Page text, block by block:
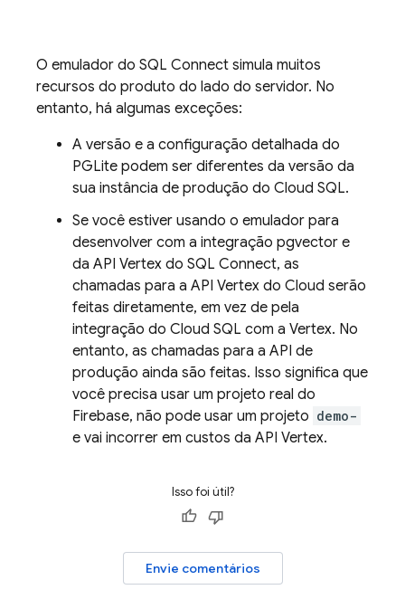
O emulador do SQL Connect simula muitos
recursos do produto do lado do servidor. No
entanto, há algumas exceções:
A versão e a configuração detalhada do
PGLite podem ser diferentes da versão da
sua instância de produção do Cloud SQL.
Se você estiver usando o emulador para
desenvolver com a integração pgvector e
da API Vertex do SQL Connect, as
chamadas para a API Vertex do Cloud serão
feitas diretamente, em vez de pela
integração do Cloud SQL com a Vertex. No
entanto, as chamadas para a API de
produção ainda são feitas. Isso significa que
você precisa usar um projeto real do
Firebase, não pode usar um projeto demo-
e vai incorrer em custos da API Vertex.
Isso foi útil?
Envie comentários